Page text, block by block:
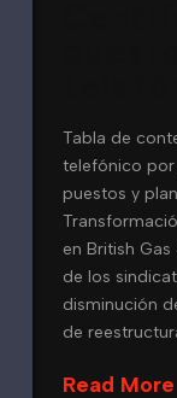
Tabla de
telefónico por
puestos y
en British
de los
disminución
de
Read More